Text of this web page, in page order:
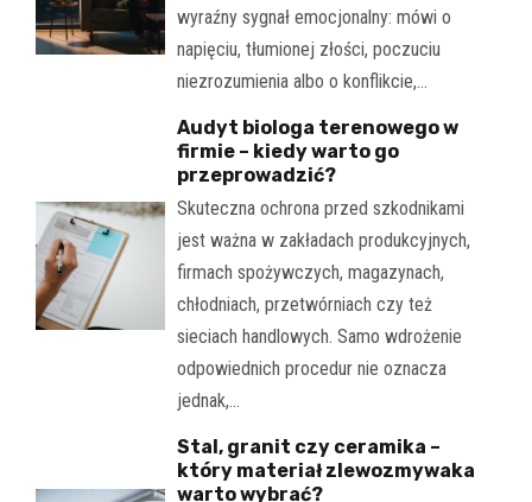
wyraźny sygnał emocjonalny: mówi o
napięciu, tłumionej złości, poczuciu
niezrozumienia albo o konflikcie,…
Audyt biologa terenowego w
firmie – kiedy warto go
przeprowadzić?
Skuteczna ochrona przed szkodnikami
jest ważna w zakładach produkcyjnych,
firmach spożywczych, magazynach,
chłodniach, przetwórniach czy też
sieciach handlowych. Samo wdrożenie
odpowiednich procedur nie oznacza
jednak,…
Stal, granit czy ceramika –
który materiał zlewozmywaka
warto wybrać?